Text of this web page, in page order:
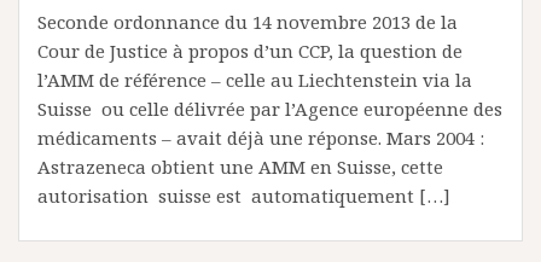
Seconde ordonnance du 14 novembre 2013 de la
Cour de Justice à propos d’un CCP, la question de
l’AMM de référence – celle au Liechtenstein via la
Suisse ou celle délivrée par l’Agence européenne des
médicaments – avait déjà une réponse. Mars 2004 :
Astrazeneca obtient une AMM en Suisse, cette
autorisation suisse est automatiquement […]